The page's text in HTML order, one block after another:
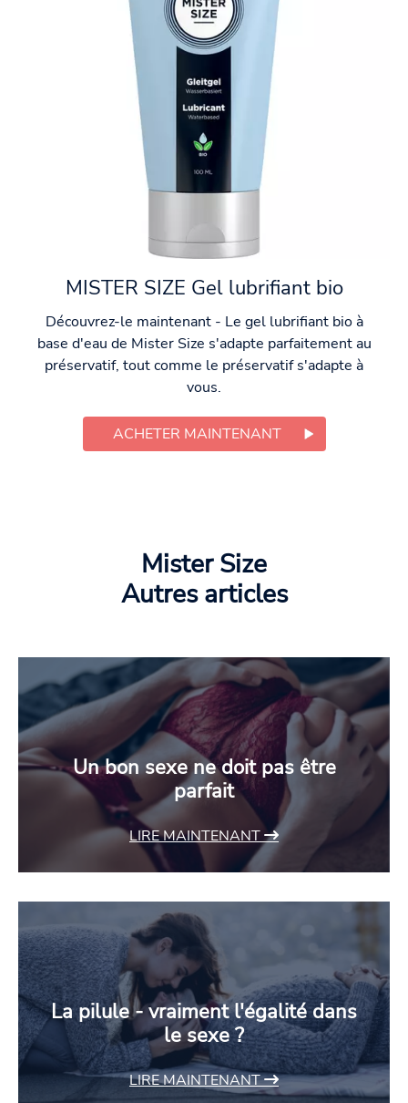
MISTER SIZE Gel lubrifiant bio
Découvrez-le maintenant - Le gel lubrifiant bio à
base d'eau de Mister Size s'adapte parfaitement au
préservatif, tout comme le préservatif s'adapte à
vous.
ACHETER MAINTENANT
Mister Size
Autres articles
Un bon sexe ne doit pas être
parfait
LIRE MAINTENANT
La pilule - vraiment l'égalité dans
le sexe ?
LIRE MAINTENANT